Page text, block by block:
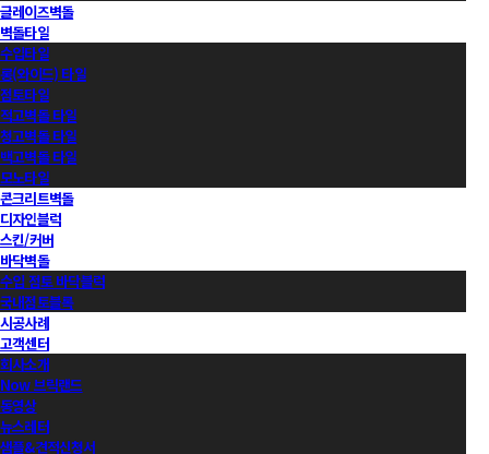
글레이즈벽돌
벽돌타일
수입타일
롱(와이드) 타일
점토타일
적고벽돌 타일
청고벽돌 타일
백고벽돌 타일
모노타일
콘크리트벽돌
디자인블럭
스킨/커버
바닥벽돌
수입 점토 바닥블럭
국내점토블록
시공사례
고객센터
회사소개
Now 브릭랜드
동영상
뉴스레터
샘플&견적신청서